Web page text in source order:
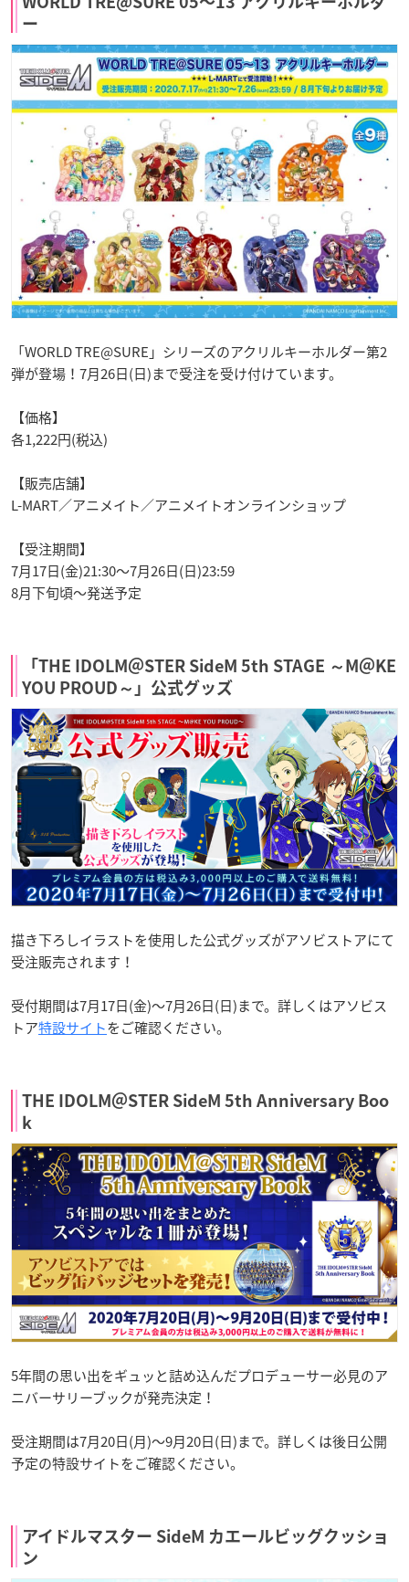
ー
「WORLD TRE@SURE」シリーズのアクリルキーホルダー第2
弾が登場！7月26日(日)まで受注を受け付けています。
【価格】
各1,222円(税込)
【販売店舗】
L-MART／アニメイト／アニメイトオンラインショップ
【受注期間】
7月17日(金)21:30～7月26日(日)23:59
8月下旬頃〜発送予定
「THE IDOLM＠STER SideM 5th STAGE ～M＠KE
YOU PROUD～」公式グッズ
描き下ろしイラストを使用した公式グッズがアソビストアにて
受注販売されます！
受付期間は7月17日(金)〜7月26日(日)まで。詳しくはアソビス
トア特設サイトをご確認ください。
THE IDOLM＠STER SideM 5th Anniversary Boo
k
5年間の思い出をギュッと詰め込んだプロデューサー必見のア
ニバーサリーブックが発売決定！
受注期間は7月20日(月)〜9月20日(日)まで。詳しくは後日公開
予定の特設サイトをご確認ください。
アイドルマスター SideM カエールビッグクッショ
ン